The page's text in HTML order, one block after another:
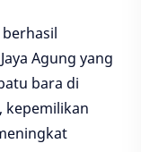
Agung yang
bara di
kepemilikan